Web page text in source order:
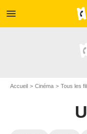
menu
Accueil Cinéma Tous les